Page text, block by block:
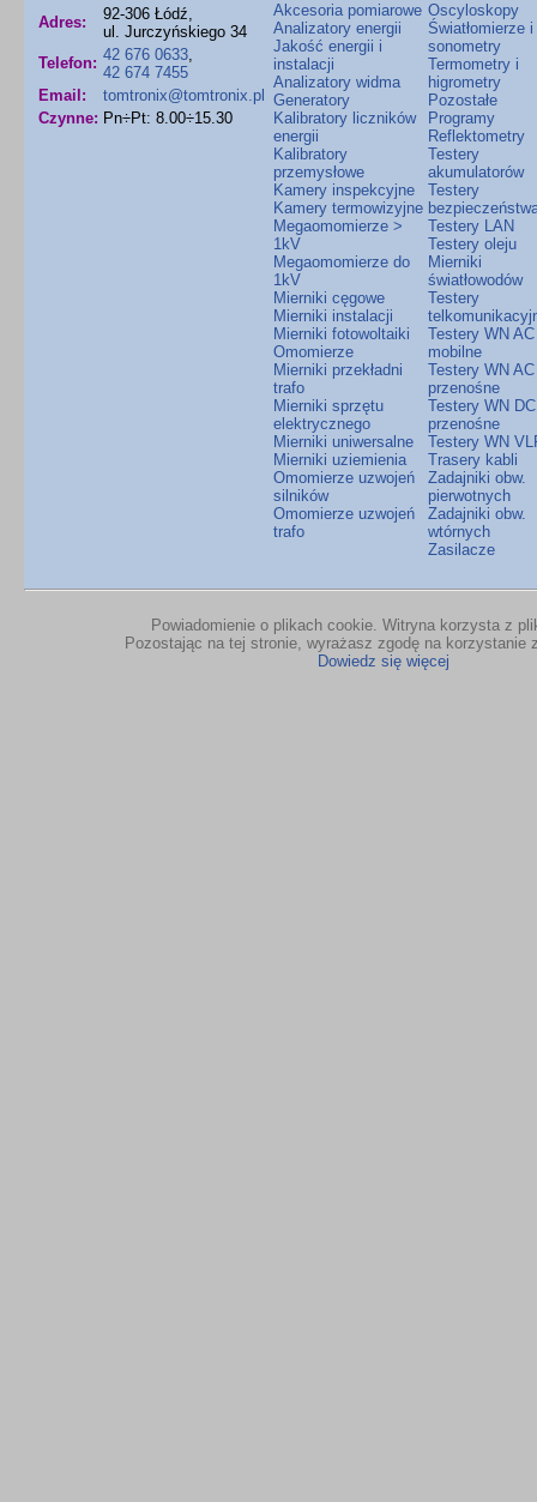
Adres:
92-306 Łódź,
ul. Jurczyńskiego 34
Telefon: 42 676 0633,
42 674 7455
Email:
tomtronix@tomtronix.pl
Czynne: Pn÷Pt: 8.00÷15.30
Akcesoria pomiarowe
Analizatory energii
Jakość energii i
instalacji
Analizatory widma
Generatory
Kalibratory liczników
energii
Kalibratory
przemysłowe
Kamery inspekcyjne
Kamery termowizyjne
Megaomomierze >
1kV
Megaomomierze do
1kV
Mierniki cęgowe
Mierniki instalacji
Mierniki fotowoltaiki
Omomierze
Mierniki przekładni
trafo
Mierniki sprzętu
elektrycznego
Mierniki uniwersalne
Mierniki uziemienia
Omomierze uzwojeń
silników
Omomierze uzwojeń
trafo
Oscyloskopy
Światłomierze i
sonometry
Termometry i
higrometry
Pozostałe
Programy
Reflektometry
Testery
akumulatorów
Testery
Testery LAN
Testery oleju
Mierniki
światłowodów
Testery
Testery WN AC
mobilne
Testery WN AC
przenośne
Testery WN DC
przenośne
Testery WN
Trasery kabli
Zadajniki obw.
pierwotnych
Zadajniki obw.
wtórnych
Zasilacze
Powiadomienie o plikach cookie. Witryna korzysta z
Pozostając na tej stronie, wyrażasz zgodę na korzystanie
Dowiedz się więcej